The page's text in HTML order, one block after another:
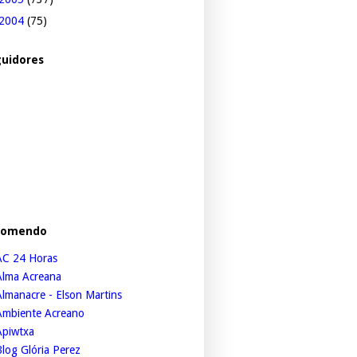
2004 (75)
24 Horas
Acreana
- Elson Martins
Acreano
Glória Perez